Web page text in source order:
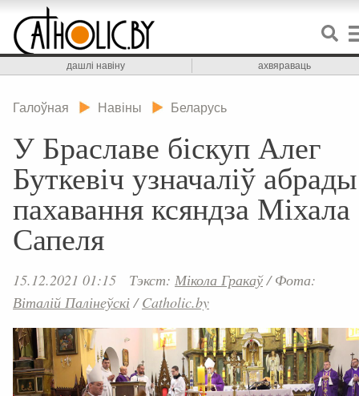
дашлі навіну ахвяраваць
Галоўная Навіны Беларусь
У Браславе біскуп Алег
Буткевіч узначаліў абрады
пахавання ксяндза Міхала
Сапеля
15.12.2021 01:15 Тэкст: Мікола Гракаў/Фота:
Віталій Палінеўскі/Catholic.by